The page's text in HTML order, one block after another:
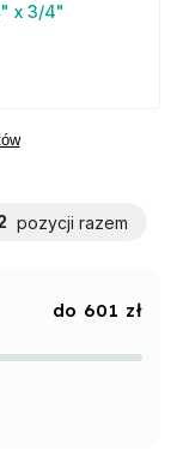
x 3/4"
pozycji razem
601 zł